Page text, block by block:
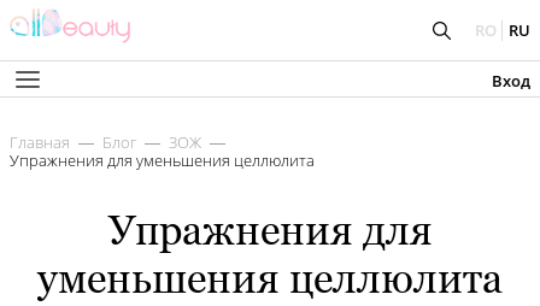
RO RU
Вход
Главная Блог
ЗОЖ
Упражнения для уменьшения целлюлита
Упражнения для
уменьшения целлюлита